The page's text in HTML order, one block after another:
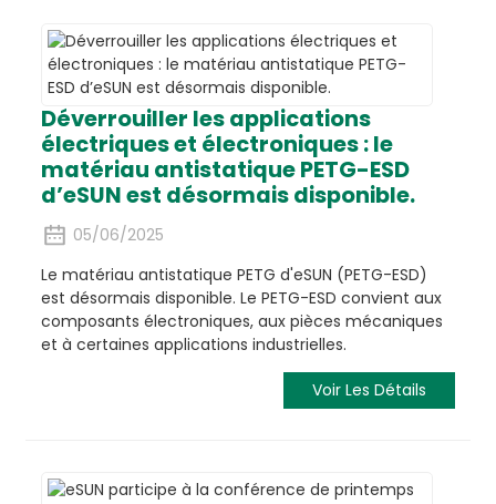
Déverrouiller les applications
électriques et électroniques : le
matériau antistatique PETG-ESD
d’eSUN est désormais disponible.
05/06/2025
Le matériau antistatique PETG d'eSUN (PETG-ESD)
est désormais disponible. Le PETG-ESD convient aux
composants électroniques, aux pièces mécaniques
et à certaines applications industrielles.
Voir Les Détails